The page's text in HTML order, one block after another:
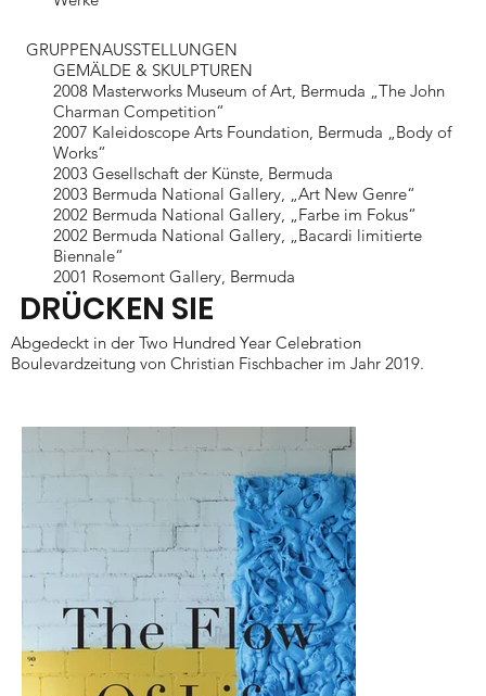
GRUPPENAUSSTELLUNGEN
GEMÄLDE & SKULPTUREN
2008 Masterworks Museum of Art, Bermuda „The John
Charman Competition“
2007 Kaleidoscope Arts Foundation, Bermuda „Body of
Works“
2003 Gesellschaft der Künste, Bermuda
2003 Bermuda National Gallery, „Art New Genre“
2002 Bermuda National Gallery, „Farbe im Fokus“
2002 Bermuda National Gallery, „Bacardi limitierte
Biennale“
2001 Rosemont Gallery, Bermuda
DRÜCKEN SIE
Abgedeckt in der Two Hundred Year Celebration
Boulevardzeitung von Christian Fischbacher im Jahr 2019.